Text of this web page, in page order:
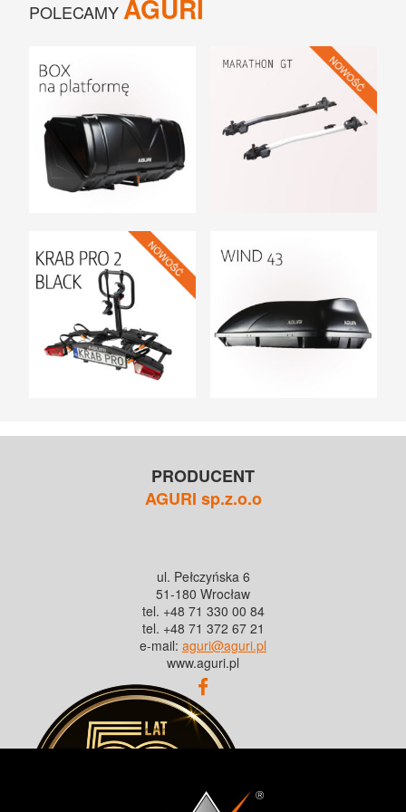
UCHWYTY ROWEROWE NA TYLNĄ KLAPĘ
POLECAMYAGURI
PRODUCENT
AGURI sp.z.o.o
ul. Pełczyńska 6
51-180 Wrocław
tel. +48 71 330 00 84
tel. +48 71 372 67 21
e-mail: aguri@aguri.pl
www.aguri.pl
